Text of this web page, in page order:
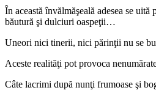
În această învălmăşeală adesea se
băutură şi dulciuri oaspeţii…
Uneori nici tinerii, nici părinţii nu se
Aceste realităţi pot provoca
Câte lacrimi după nunţi frumoase şi